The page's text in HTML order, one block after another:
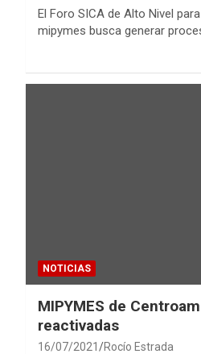
El Foro SICA de Alto Nivel
mipymes busca generar
NOTICIAS
MIPYMES de
reactivadas
16/07/2021 Rocío Estrada